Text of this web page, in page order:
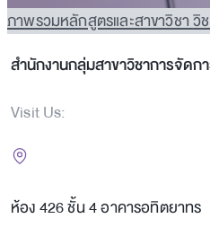
ภาพรวมหลักสูตรและสาขาวิชาวิ
สำนักงานกลุ่มสาขาวิชาการจัดก
Visit Us:
ห้อง 426 ชั้น 4 อาคารอทิตยาทร